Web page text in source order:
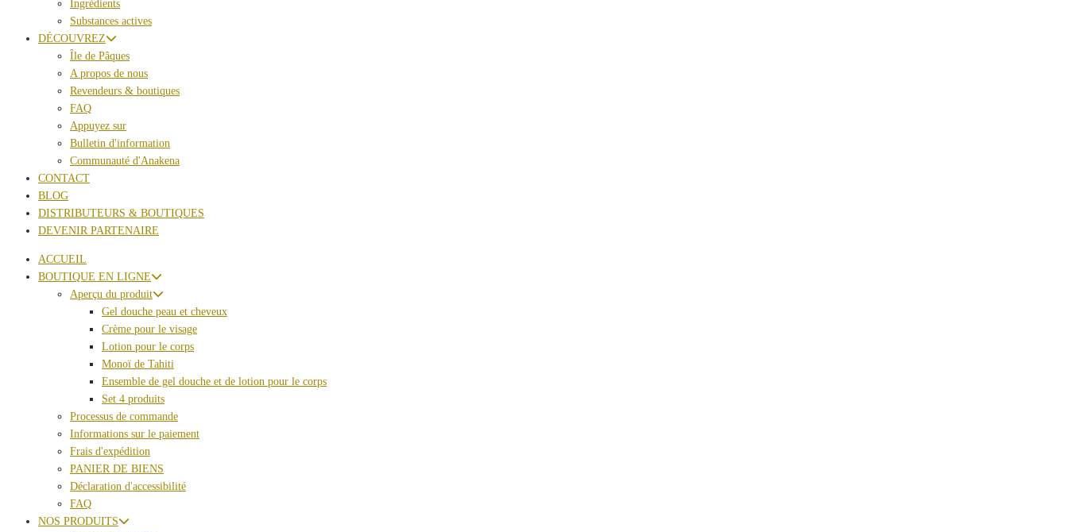
Ingrédients
Substances actives
DÉCOUVREZ
Île de Pâques
A propos de nous
Revendeurs & boutiques
FAQ
Appuyez sur
Bulletin d'information
Communauté d'Anakena
CONTACT
BLOG
DISTRIBUTEURS & BOUTIQUES
DEVENIR PARTENAIRE
ACCUEIL
BOUTIQUE EN LIGNE
Aperçu du produit
Gel douche peau et cheveux
Crème pour le visage
Lotion pour le corps
Monoï de Tahiti
Ensemble de gel douche et de lotion pour le corps
Set 4 produits
Processus de commande
Informations sur le paiement
Frais d'expédition
PANIER DE BIENS
Déclaration d'accessibilité
FAQ
NOS PRODUITS